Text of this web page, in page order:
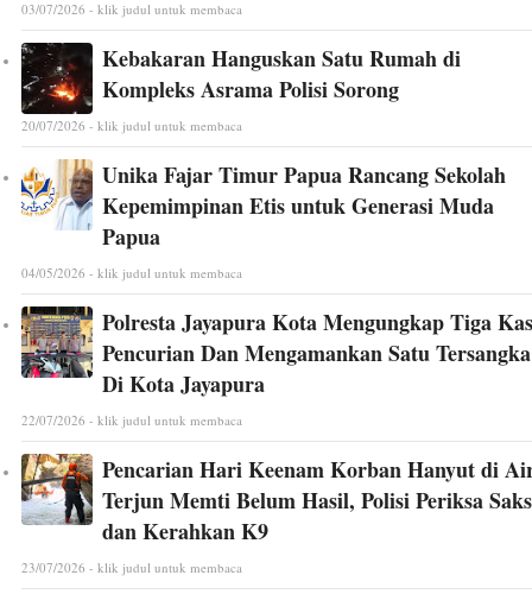
03/07/2026 - klik judul untuk membaca
Kebakaran Hanguskan Satu Rumah di
Kompleks Asrama Polisi Sorong
20/07/2026 - klik judul untuk membaca
Unika Fajar Timur Papua Rancang Sekolah
Kepemimpinan Etis untuk Generasi Muda
Papua
04/05/2026 - klik judul untuk membaca
Polresta Jayapura Kota Mengungkap Tiga
Pencurian Dan Mengamankan Satu Tersangka
Di Kota Jayapura
22/07/2026 - klik judul untuk membaca
Pencarian Hari Keenam Korban Hanyut di
Terjun Memti Belum Hasil, Polisi Periksa
dan Kerahkan K9
23/07/2026 - klik judul untuk membaca